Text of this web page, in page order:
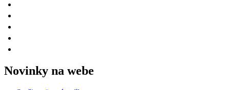
Novinky na webe